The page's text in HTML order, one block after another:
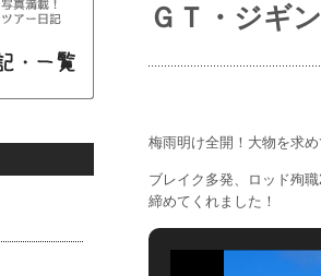
ＧＴ・ジギ
梅雨明け全開！大物を求
ブレイク多発、ロッド殉
締めてくれました！